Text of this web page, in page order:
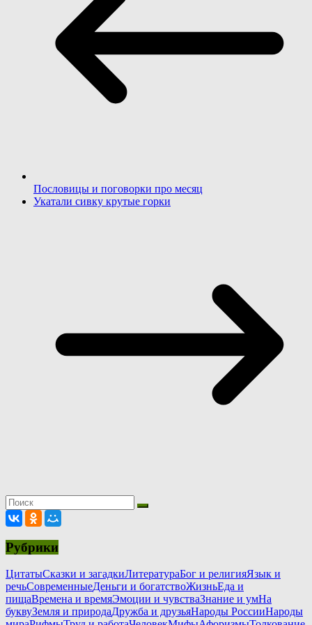
Пословицы и поговорки про месяц
Укатали сивку крутые горки
Рубрики
ЦитатыСказки и загадкиЛитератураБог и религияЯзык и
речьСовременныеДеньги и богатствоЖизньЕда и
пищаВремена и времяЭмоции и чувстваЗнание и умНа
буквуЗемля и природаДружба и друзьяНароды РоссииНароды